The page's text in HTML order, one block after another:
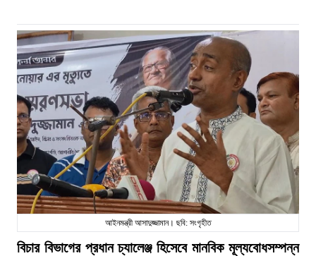
আইনমন্ত্রী আসাদুজ্জামান। ছবি: সংগৃহীত
বিচার বিভাগের প্রধান চ্যালেঞ্জ হিসেবে মানবিক মূল্যবোধসম্পন্ন